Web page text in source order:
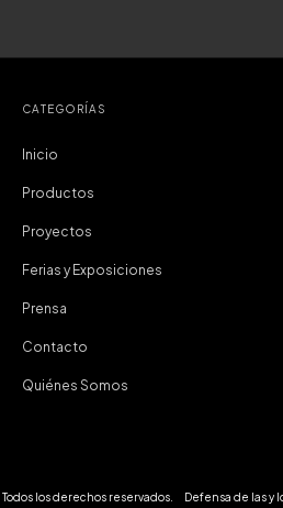
CATEGORÍAS
Inicio
Productos
Proyectos
Ferias y Exposiciones
Prensa
Contacto
Quiénes Somos
los derechos reservados. Defensa de las y